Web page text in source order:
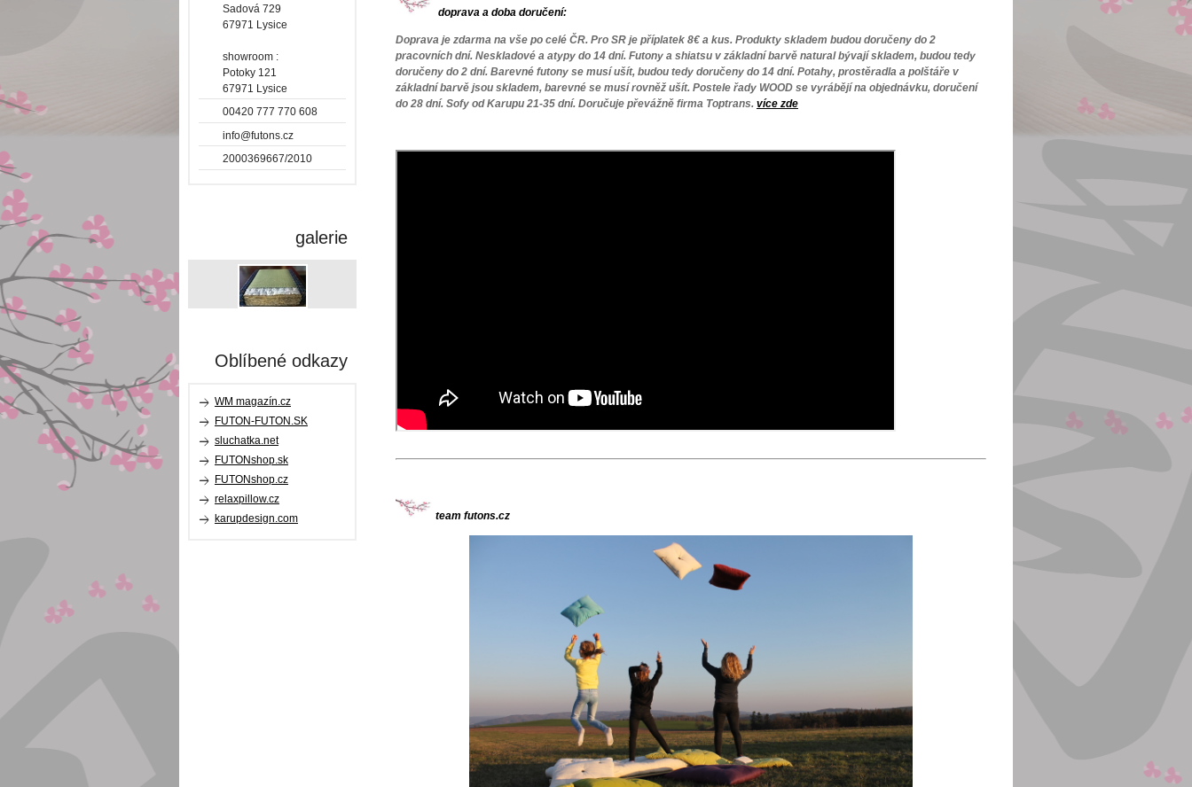
doprava a doba doručení:
Doprava je zdarma na vše po celé ČR. Pro SR je příplatek 8€ a kus. Produkty skladem budou doručeny do 2
pracovních dní. Neskladové a atypy do 14 dní. Futony a shiatsu v základní barvě natural bývají skladem, budou tedy
doručeny do 2 dní. Barevné futony se musí ušít, budou tedy doručeny do 14 dní. Potahy, prostěradla a polštáře v
základní barvě jsou skladem, barevné se musí rovněž ušít. Postele řady WOOD se vyrábějí na objednávku, doručení
do 28 dní. Sofy od Karupu 21-35 dní. Doručuje převážně firma Toptrans. více zde
team futons.cz
Sadová 729
67971 Lysice
showroom :
Potoky 121
67971 Lysice
00420 777 770 608
info@futons.cz
2000369667/2010
galerie
Oblíbené odkazy
WM magazín.cz
FUTON-FUTON.SK
sluchatka.net
FUTONshop.sk
FUTONshop.cz
relaxpillow.cz
karupdesign.com